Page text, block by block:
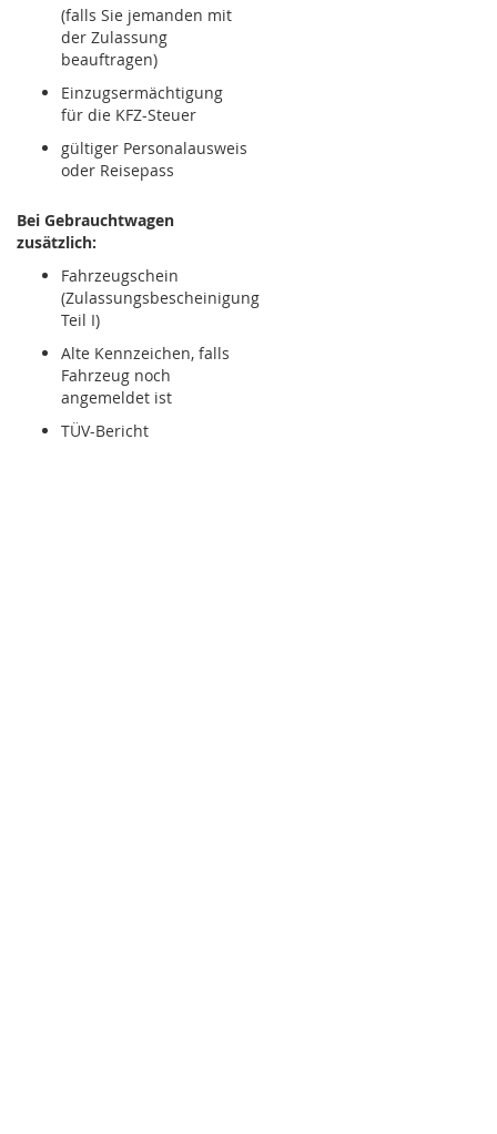
(falls Sie jemanden mit
der Zulassung
beauftragen)
Einzugsermächtigung
für die KFZ-Steuer
gültiger Personalausweis
oder Reisepass
Bei Gebrauchtwagen
zusätzlich:
Fahrzeugschein
(Zulassungsbescheinigung
Teil I)
Alte Kennzeichen, falls
Fahrzeug noch
angemeldet ist
TÜV-Bericht